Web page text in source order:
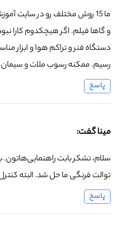
ما 15 روش مختلف رو در سایت
و گاها فیلم. اگر هیچکدوم کارا
دستگاه فنر و تراکم هوا و ابزار
رسیم. ممکنه رسوب ملات و
پاسخ
مینا گفت:
سلام، تشکر بابت
توالت فرنگی ما حل شد. البته
پاسخ